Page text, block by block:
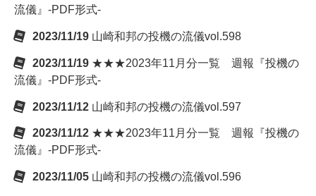
流儀』-PDF形式-
2023/11/19 山崎和邦の投機の流儀vol.598
2023/11/19 ★★★2023年11月分一覧 週報『投機の
流儀』-PDF形式-
2023/11/12 山崎和邦の投機の流儀vol.597
2023/11/12 ★★★2023年11月分一覧 週報『投機の
流儀』-PDF形式-
2023/11/05 山崎和邦の投機の流儀vol.596